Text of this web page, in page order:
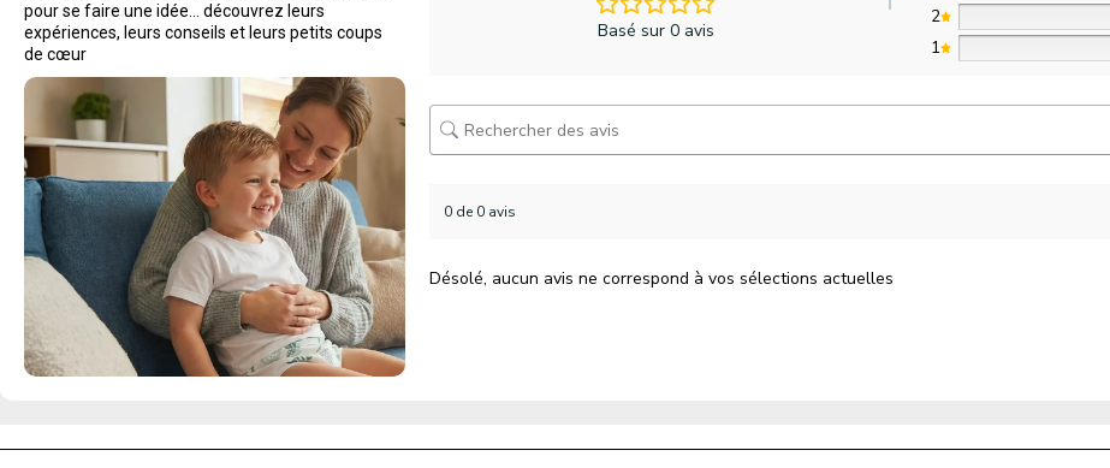
pour se faire une idée… découvrez leurs
expériences, leurs conseils et leurs petits coups
de cœur
Basé sur 0 avis
2
1
0 de 0 avis
Désolé, aucun avis ne correspond à vos sélections actuelles